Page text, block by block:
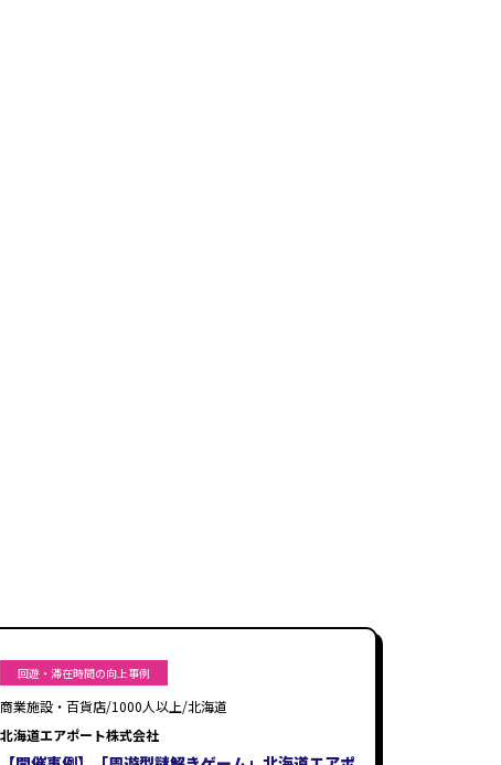
回遊・滞在時間の向上事例
商業施設・百貨店/1000人以上/北海道
北海道エアポート株式会社